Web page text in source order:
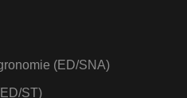
(ED/SNA)
ST)